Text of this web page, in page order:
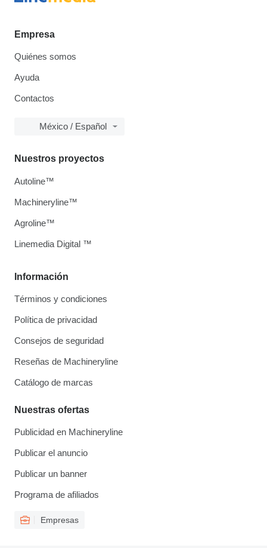
Empresa
Quiénes somos
Ayuda
Contactos
México / Español
Información
Términos y condiciones
Política de privacidad
Consejos de seguridad
Reseñas de Machineryline
Catálogo de marcas
Nuestras ofertas
Publicidad en Machineryline
Publicar el anuncio
Publicar un banner
Programa de afiliados
Empresas
Nuestros proyectos
Autoline™
Machineryline™
Agroline™
Linemedia Digital ™